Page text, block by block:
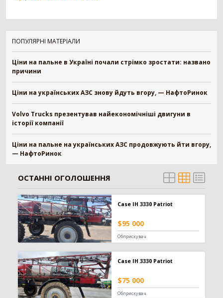
Прес-підбирач рулонний
115
Граблі-ворошилки
Косарка-плющилка
18
Обмотувальник рулонів
3
Техніка для тваринництва 53
Кормозмішувач
35
Коток для силоса
Подрібнювач рулонів
Прес для силосу
4
Зрошування
Система зрошування 20
ПОПУЛЯРНІ МАТЕРІАЛИ
Ціни на пальне в Україні почали стрімко зростати: названо
причини
Ціни на українських АЗС знову йдуть вгору, — НафтоРинок
Volvo Trucks презентував найекономічніші двигуни в
історії компанії
Ціни на пальне на українських АЗС продовжують йти вгору,
— НафтоРинок
ОСТАННІ ОГОЛОШЕННЯ
Case IH 3330 Patriot
$95 000
Обприскувач
Case IH 3330 Patriot
$75 000
Обприскувач